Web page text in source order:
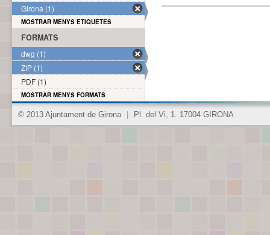
Girona (1)
MOSTRAR MENYS ETIQUETES
FORMATS
dwg (1)
ZIP (1)
PDF (1)
MOSTRAR MENYS FORMATS
© 2013 Ajuntament de Girona Pl. del Vi, 1. 17004 GIRONA